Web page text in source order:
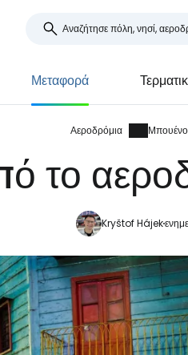
Μεταφορά
Αεροδρόμια
το
Kryštof Hájek